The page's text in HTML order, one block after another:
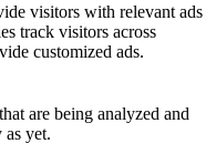
visitors with relevant ads
track visitors across
customized ads.
are being analyzed and
as yet.